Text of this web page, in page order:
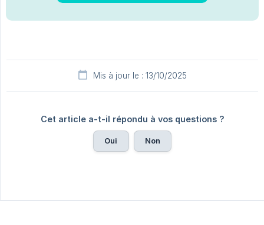
Mis à jour le : 13/10/2025
Cet article a-t-il répondu à vos questions ?
Oui Non